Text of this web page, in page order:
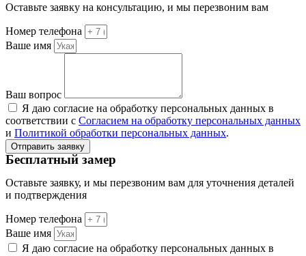
Оставьте заявку на консультацию, и мы перезвоним вам
Номер телефона
Ваше имя
Ваш вопрос
Я даю согласие на обработку персональных данных в
соответствии с Согласием на обработку персональных данных
и Политикой обработки персональных данных.
Отправить заявку
Бесплатный замер
Оставьте заявку, и мы перезвоним вам для уточнения деталей
и подтверждения
Номер телефона
Ваше имя
Я даю согласие на обработку персональных данных в